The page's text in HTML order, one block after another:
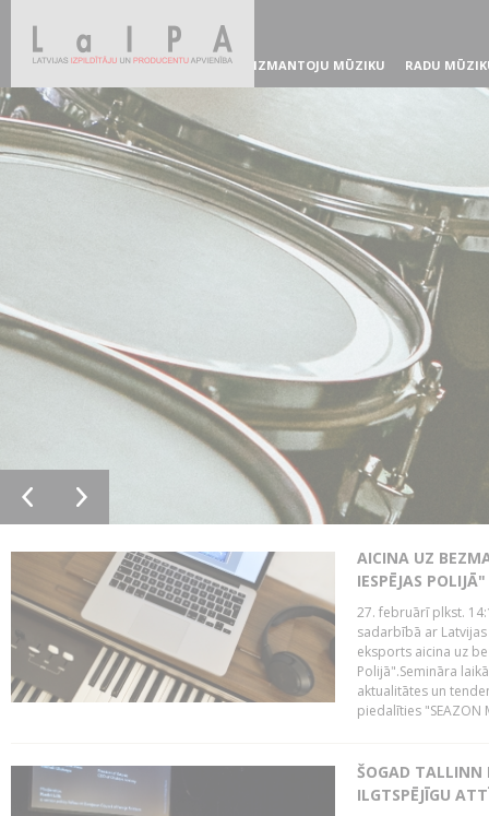
IZMANTOJU MŪZIKU RADU
AICINA UZ
IESPĒJAS POLIJĀ"
27. februārī plkst.
sadarbībā ar
eksports aicina uz
Polijā".Semināra
aktualitātes un
piedalīties "SEAZON
ŠOGAD TALLINN
ILGTSPĒJĪGU